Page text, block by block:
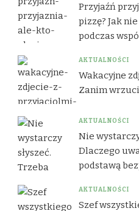
Przyjaźń
pizzę? Jak
podczas
AKTUALNOŚCI
Wakacyjne
Zanim
AKTUALNOŚCI
Nie
Dlaczego
podstawą
AKTUALNOŚCI
Szef